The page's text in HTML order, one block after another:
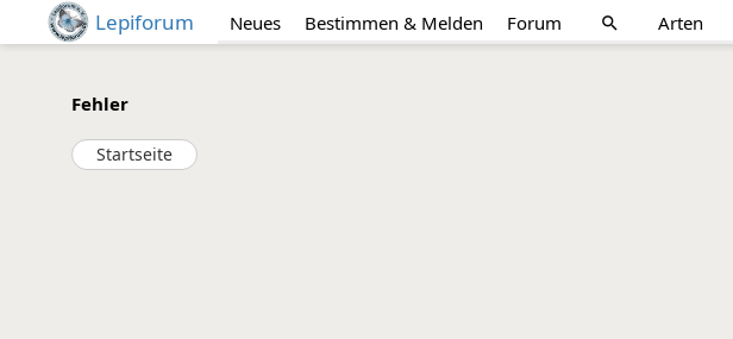
Lepiforum Neues Bestimmen & Melden Forum search Arten
Fehler
Startseite